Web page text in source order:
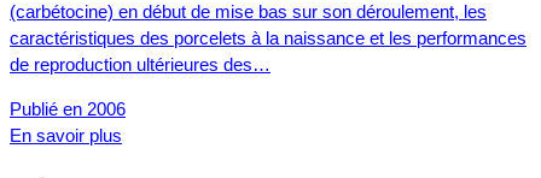
(carbétocine) en début de mise bas sur son déroulement, les
caractéristiques des porcelets à la naissance et les performances
de reproduction ultérieures des…
Publié en 2006
En savoir plus